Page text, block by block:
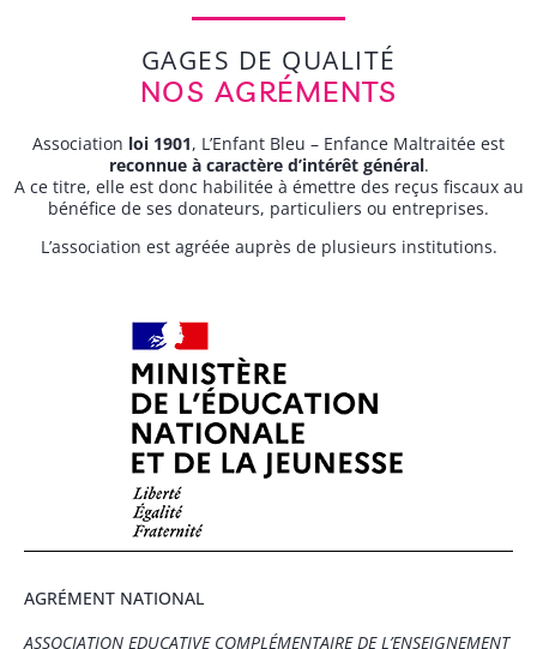
GAGES DE QUALITÉ
NOS AGRÉMENTS
Association loi 1901, L’Enfant Bleu – Enfance Maltraitée est
reconnue à caractère d’intérêt général.
A ce titre, elle est donc habilitée à émettre des reçus fiscaux au
bénéfice de ses donateurs, particuliers ou entreprises.
L’association est agréée auprès de plusieurs institutions.
AGRÉMENT NATIONAL
ASSOCIATION EDUCATIVE COMPLÉMENTAIRE DE L’ENSEIGNEMENT